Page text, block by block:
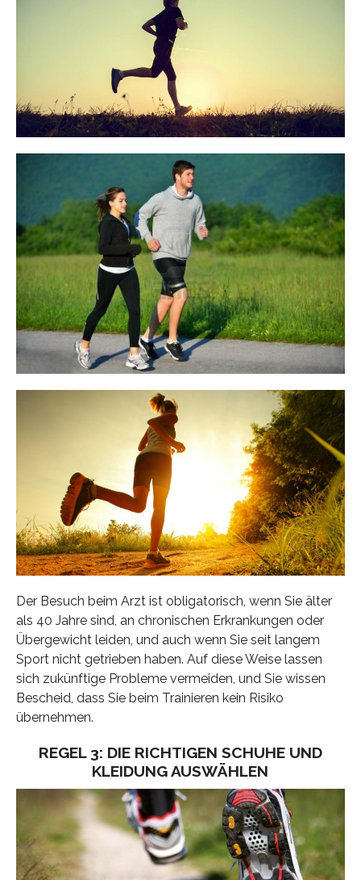
Der Besuch beim Arzt ist obligatorisch, wenn Sie älter
als 40 Jahre sind, an chronischen Erkrankungen oder
Übergewicht leiden, und auch wenn Sie seit langem
Sport nicht getrieben haben. Auf diese Weise lassen
sich zukünftige Probleme vermeiden, und Sie wissen
Bescheid, dass Sie beim Trainieren kein Risiko
übernehmen.
REGEL 3: DIE RICHTIGEN SCHUHE UND
KLEIDUNG AUSWÄHLEN